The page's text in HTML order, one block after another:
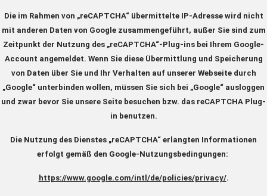
Die im Rahmen von „reCAPTCHA“ übermittelte IP-Adresse wird nicht
mit anderen Daten von Google zusammengeführt, außer Sie sind zum
Zeitpunkt der Nutzung des „reCAPTCHA“-Plug-ins bei Ihrem Google-
Account angemeldet. Wenn Sie diese Übermittlung und Speicherung
von Daten über Sie und Ihr Verhalten auf unserer Webseite durch
„Google“ unterbinden wollen, müssen Sie sich bei „Google“ ausloggen
und zwar bevor Sie unsere Seite besuchen bzw. das reCAPTCHA Plug-
in benutzen.
Die Nutzung des Dienstes „reCAPTCHA“ erlangten Informationen
erfolgt gemäß den Google-Nutzungsbedingungen:
https://www.google.com/intl/de/policies/privacy/.